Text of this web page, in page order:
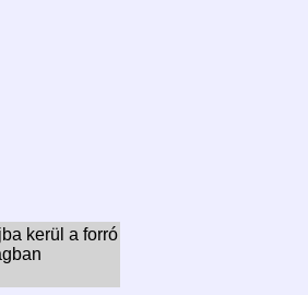
kerül a forró